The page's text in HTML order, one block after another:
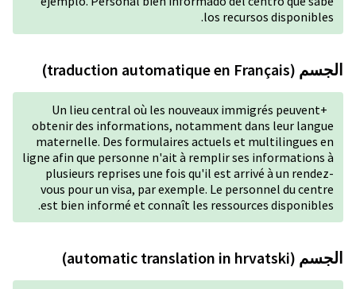
Un lieu central où les
obtenir des informations,
maternelle. Des
ligne afin que personne n'ait
plusieurs reprises une
vous pour un visa, par
est bien informé et